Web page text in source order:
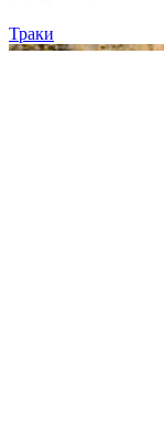
Траки